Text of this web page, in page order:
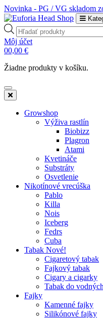
Novinka - PG / VG skladom
Products
search
Môj účet
00,00 €
Žiadne produkty v košíku.
Growshop
Výživa rastlín
Biobizz
Plagron
Atami
Kvetináče
Substráty
Osvetlenie
Nikotínové vrecúška
Pablo
Killa
Nois
Iceberg
Fedrs
Cuba
Tabak Nové!
Cigaretový tabak
Fajkový tabak
Cigary a cigarky
Tabak do
Fajky
Kamenné fajky
Silikónové fajky